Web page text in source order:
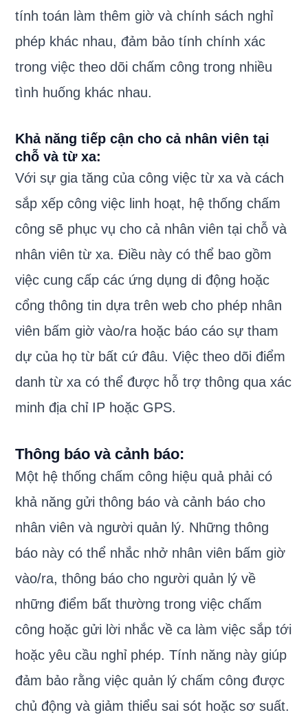
tính toán làm thêm giờ và chính sách nghỉ
phép khác nhau, đảm bảo tính chính xác
trong việc theo dõi chấm công trong nhiều
tình huống khác nhau.
Khả năng tiếp cận cho cả nhân viên tại
chỗ và từ xa:
Với sự gia tăng của công việc từ xa và cách
sắp xếp công việc linh hoạt, hệ thống chấm
công sẽ phục vụ cho cả nhân viên tại chỗ và
nhân viên từ xa. Điều này có thể bao gồm
việc cung cấp các ứng dụng di động hoặc
cổng thông tin dựa trên web cho phép nhân
viên bấm giờ vào/ra hoặc báo cáo sự tham
dự của họ từ bất cứ đâu. Việc theo dõi điểm
danh từ xa có thể được hỗ trợ thông qua xác
minh địa chỉ IP hoặc GPS.
Thông báo và cảnh báo:
Một hệ thống chấm công hiệu quả phải có
khả năng gửi thông báo và cảnh báo cho
nhân viên và người quản lý. Những thông
báo này có thể nhắc nhở nhân viên bấm giờ
vào/ra, thông báo cho người quản lý về
những điểm bất thường trong việc chấm
công hoặc gửi lời nhắc về ca làm việc sắp tới
hoặc yêu cầu nghỉ phép. Tính năng này giúp
đảm bảo rằng việc quản lý chấm công được
chủ động và giảm thiểu sai sót hoặc sơ suất.